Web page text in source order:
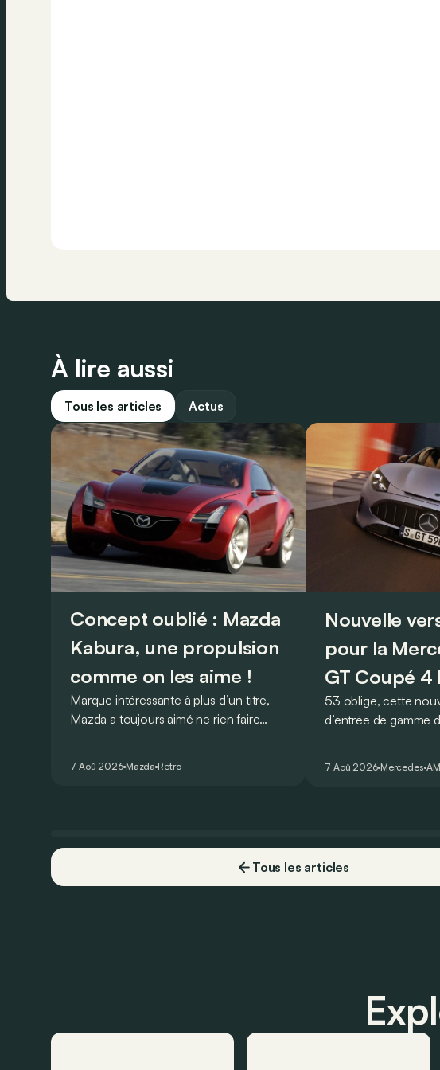
À lire aussi
Tous les articles Actus
Concept oublié : Mazda
Kabura, une propulsion
comme on les aime !
Marque intéressante à plus d’un titre,
Mazda a toujours aimé ne rien faire
7 Aoû 2026 Mazda Retro
Nouvelle
pour la
GT Coupé 4
53 oblige, cette
d’entrée de gamme
7 Aoû 2026 Mercedes
Tous les articles